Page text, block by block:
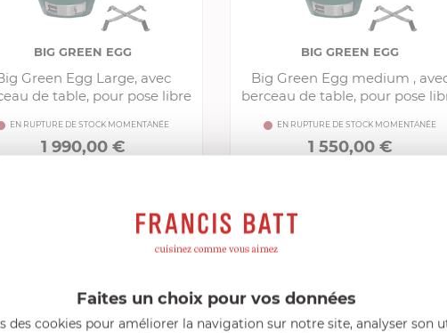
BIG GREEN EGG
Green Egg Large, avec
de table, pour pose libre
EN RUPTURE DE STOCK MOMENTANÉE
1 990,00 €
BIG GREEN EGG
Big Green Egg medium ,
berceau de table, pour pose
EN RUPTURE DE STOCK MOMENTANÉE
1 550,00 €
Faites un choix pour vos données
des cookies pour améliorer la navigation sur notre site, analyser son